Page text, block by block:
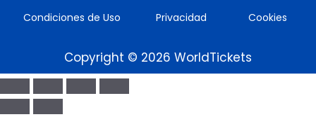
Condiciones de Uso Privacidad Cookies
Copyright © 2026 WorldTickets